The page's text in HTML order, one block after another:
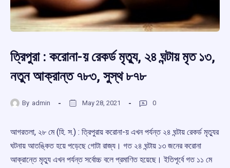
ত্রিপুরা : করোনা-য় রেকর্ড মৃত্যু, ২৪ ঘন্টায় মৃত ১৩,
নতুন আক্রান্ত ৭৮৩, সুস্থ ৮৭৮
By admin May 28, 2021 0
আগরতলা, ২৮ মে (হি. স.) : ত্রিপুরায় করোনা-য় এখন পর্যন্ত ২৪ ঘন্টায় রেকর্ড মৃত্যুর
ঘটনায় আতঙ্কিত হয়ে পড়েছে গোটা রাজ্য। গত ২৪ ঘন্টায় ১৩ জনের করোনা
আক্রান্তে মৃত্যু এখন পর্যন্ত সর্বোচ্চ বলে প্রমাণিত হয়েছে। ইতিপূর্বে গত ১১ মে